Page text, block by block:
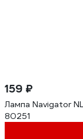
159 ₽
Лампа Navigator
80251